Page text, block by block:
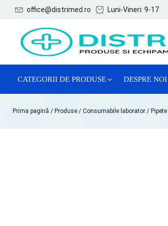
office@distrimed.ro Luni-Vineri: 9-17
CATEGORII DE PRODUSE
ACE, SERINGI ȘI ACCESORII
CONSUMABILE GENERALE
DESPRE NOI
Prima pagină / Produse / Consumabile laborator / Pipete